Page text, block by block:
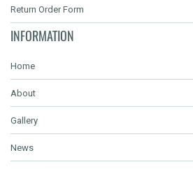
Return Order Form
INFORMATION
Home
About
Gallery
News